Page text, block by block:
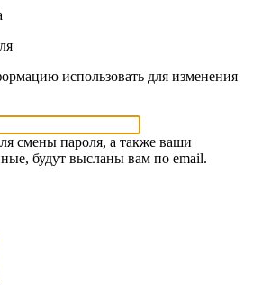
использовать для изменения
смены пароля, а также ваши
будут высланы вам по email.